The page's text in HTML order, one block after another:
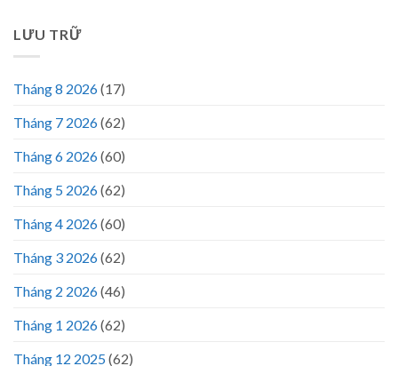
LƯU TRỮ
Tháng 8 2026(17)
Tháng 7 2026(62)
Tháng 6 2026(60)
Tháng 5 2026(62)
Tháng 4 2026(60)
Tháng 3 2026(62)
Tháng 2 2026(46)
Tháng 1 2026(62)
Tháng 12 2025(62)